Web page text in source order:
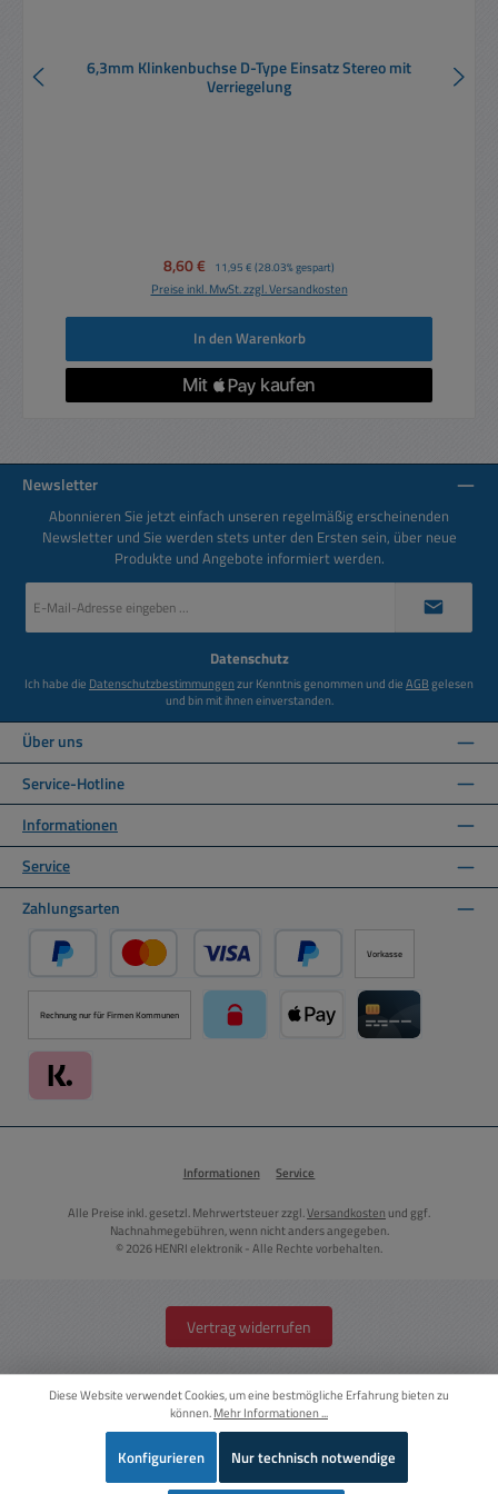
6,3mm Klinkenbuchse D-Type Einsatz Stereo mit
Verriegelung
Verkaufspreis:
8,60 € Regulärer Preis:
11,95 € (28.03% gespart)
Preise inkl. MwSt. zzgl. Versandkosten
In den Warenkorb
Newsletter
Abonnieren Sie jetzt einfach unseren regelmäßig erscheinenden
Newsletter und Sie werden stets unter den Ersten sein, über neue
Produkte und Angebote informiert werden.
Mail-
Datenschutz
Ich habe die Datenschutzbestimmungenzur Kenntnis genommen und dieAGBgelesen
und bin mit ihnen einverstanden.
Über uns
Service-Hotline
Informationen
Service
Zahlungsarten
PayPal Kredit- oder Debitkarte über PayPal
Später Bezahlen über PayPal
Vorkasse
Rechnung nur für Firmen Kommunen
Informationen Service
Alle Preise inkl. gesetzl. Mehrwertsteuer zzgl.Versandkosten und ggf.
Nachnahmegebühren, wenn nicht anders angegeben.
© 2026 HENRI elektronik - Alle Rechte vorbehalten.
Vertrag widerrufen
Diese Website verwendet Cookies, um eine bestmögliche Erfahrung bieten zu
können.Mehr Informationen ...
Nur technisch notwendige
Konfigurieren